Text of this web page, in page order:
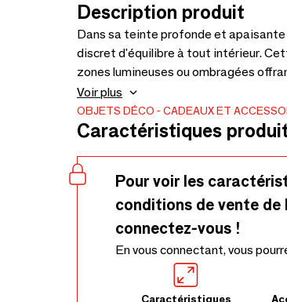
Description produit
Dans sa teinte profonde et apaisante
discret d'équilibre à tout intérieur.
zones lumineuses ou ombragées
superpose naturellement sur canapés
surface tissée en coton offre une
apportent une texture détendue et
du coton la housse révèle de légères
naturelles du matériau et du
Voir plus
OBJETS DÉCO CADEAUX ET
Caractéristiques
Pour voir les
conditions de vente de
connectez-vous !
En vous connectant, vous
Caractéristiques